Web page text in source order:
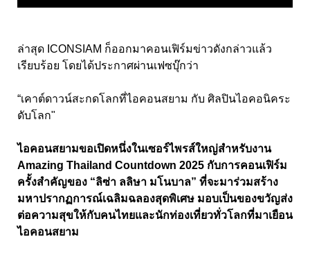
ล่าสุด ICONSIAM ก็ออกมาคอนเฟิร์มข่าวดังกล่าวแล้ว
เรียบร้อย โดยได้ประกาศผ่านเฟซบุ๊กว่า
“เคาต์ดาวน์สะกดโลกที่ไอคอนสยาม กับ ศิลปินไอคอนิคระ
ดับโลก"
ไอคอนสยามขอเปิดหนึ่งในเซอร์ไพรส์ใหญ่สำหรับงาน
Amazing Thailand Countdown 2025 กับการคอนเฟิร์ม
ครั้งสำคัญของ “ลิซ่า ลลิษา มโนบาล” ที่จะมาร่วมสร้าง
มหาปรากฏการณ์เฉลิมฉลองสุดพิเศษ มอบเป็นของขวัญส่ง
ต่อความสุขให้กับคนไทยและนักท่องเที่ยวทั่วโลกที่มาเยือน
ไอคอนสยาม